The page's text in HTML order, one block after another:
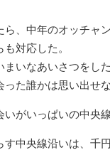
、中年のオッチャ
対応した。
まいなあいさつをした
た誰かは思い出せ
がいっぱいの中央
中央線沿いは、千